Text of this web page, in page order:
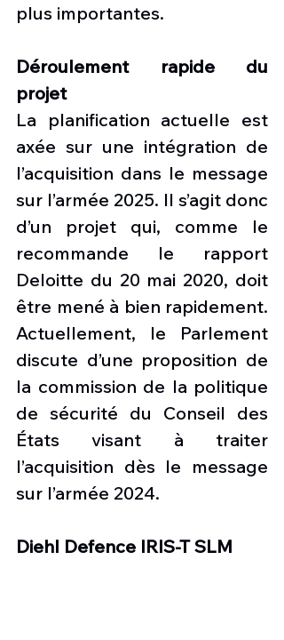
plus importantes.
Déroulement rapide du
projet
La planification actuelle est
axée sur une intégration de
l’acquisition dans le message
sur l’armée 2025. Il s’agit donc
d’un projet qui, comme le
recommande le rapport
Deloitte du 20 mai 2020, doit
être mené à bien rapidement.
Actuellement, le Parlement
discute d’une proposition de
la commission de la politique
de sécurité du Conseil des
États visant à traiter
l’acquisition dès le message
sur l’armée 2024.
Diehl Defence IRIS-T SLM